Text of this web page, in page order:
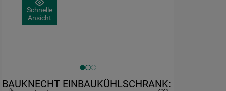
Schnelle
Ansicht
BAUKNECHT EINBAUKÜHLSCHRANK: